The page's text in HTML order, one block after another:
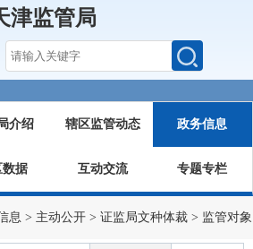
津监管局
介绍 辖区监管动态 政务信息
数据 互动交流 专题专栏
息 > 主动公开 > 证监局文种体裁 > 监管对象